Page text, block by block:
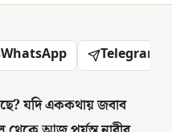
WhatsApp Telegram
যদি এককথায় জবাব